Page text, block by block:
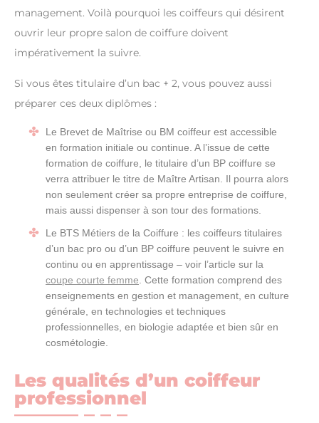
management. Voilà pourquoi les coiffeurs qui désirent
ouvrir leur propre salon de coiffure doivent
impérativement la suivre.
Si vous êtes titulaire d’un bac + 2, vous pouvez aussi
préparer ces deux diplômes :
Le Brevet de Maîtrise ou BM coiffeur est accessible
en formation initiale ou continue. A l’issue de cette
formation de coiffure, le titulaire d’un BP coiffure se
verra attribuer le titre de Maître Artisan. Il pourra alors
non seulement créer sa propre entreprise de coiffure,
mais aussi dispenser à son tour des formations.
Le BTS Métiers de la Coiffure : les coiffeurs titulaires
d’un bac pro ou d’un BP coiffure peuvent le suivre en
continu ou en apprentissage – voir l’article sur la
coupe courte femme . Cette formation comprend des
enseignements en gestion et management, en culture
générale, en technologies et techniques
professionnelles, en biologie adaptée et bien sûr en
cosmétologie.
Les qualités d’un coiffeur
professionnel